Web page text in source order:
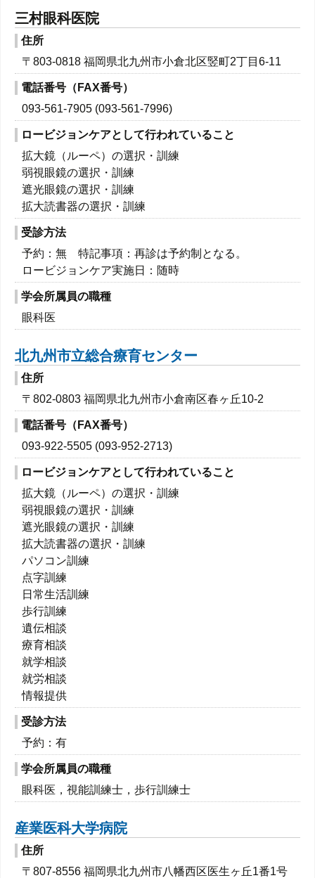
三村眼科医院
住所
〒803-0818 福岡県北九州市小倉北区竪町2丁目6-11
電話番号（FAX番号）
093-561-7905 (093-561-7996)
ロービジョンケアとして行われていること
拡大鏡（ルーペ）の選択・訓練
弱視眼鏡の選択・訓練
遮光眼鏡の選択・訓練
拡大読書器の選択・訓練
受診方法
予約：無 特記事項：再診は予約制となる。
ロービジョンケア実施日：随時
学会所属員の職種
眼科医
北九州市立総合療育センター
住所
〒802-0803 福岡県北九州市小倉南区春ヶ丘10-2
電話番号（FAX番号）
093-922-5505 (093-952-2713)
ロービジョンケアとして行われていること
拡大鏡（ルーペ）の選択・訓練
弱視眼鏡の選択・訓練
遮光眼鏡の選択・訓練
拡大読書器の選択・訓練
パソコン訓練
点字訓練
日常生活訓練
歩行訓練
遺伝相談
療育相談
就学相談
就労相談
情報提供
受診方法
予約：有
学会所属員の職種
眼科医，視能訓練士，歩行訓練士
産業医科大学病院
住所
〒807-8556 福岡県北九州市八幡西区医生ヶ丘1番1号